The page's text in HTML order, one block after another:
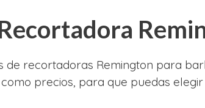
de recortadoras Remington para
precios, para que puedas